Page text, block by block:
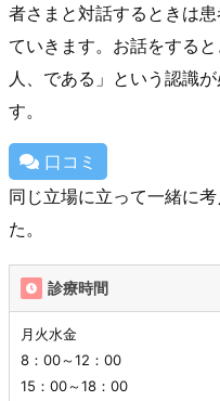
者さまと対話するときは
ていきます。お話をする
人、である」という認識
す。
口コミ
同じ立場に立って一緒に
た。
診療時間
月火水金
8：00～12：00
15：00～18：00